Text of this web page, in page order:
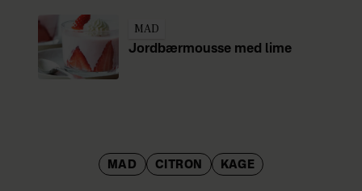
MAD
Jordbærmousse med lime
MAD CITRON KAGE